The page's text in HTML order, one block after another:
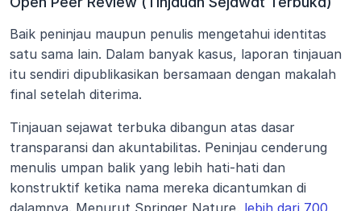
Baik peninjau maupun penulis mengetahui identitas
satu sama lain. Dalam banyak kasus, laporan tinjauan
itu sendiri dipublikasikan bersamaan dengan makalah
final setelah diterima.
Tinjauan sejawat terbuka dibangun atas dasar
transparansi dan akuntabilitas. Peninjau cenderung
menulis umpan balik yang lebih hati-hati dan
konstruktif ketika nama mereka dicantumkan di
dalamnya. Menurut Springer Nature, lebih dari 700